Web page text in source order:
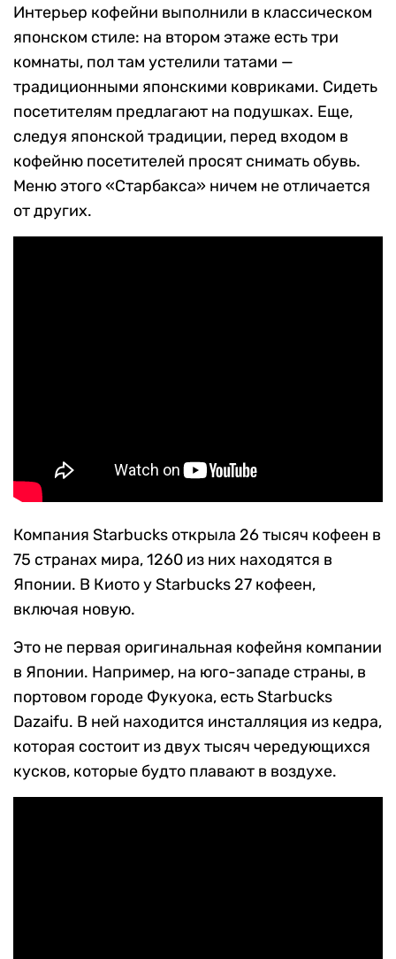
Интерьер кофейни выполнили в классическом
японском стиле: на втором этаже есть три
комнаты, пол там устелили татами —
традиционными японскими ковриками. Сидеть
посетителям предлагают на подушках. Еще,
следуя японской традиции, перед входом в
кофейню посетителей просят снимать обувь.
Меню этого «Старбакса» ничем не отличается
от других.
Компания Starbucks открыла 26 тысяч кофеен в
75 странах мира, 1260 из них находятся в
Японии. В Киото у Starbucks 27 кофеен,
включая новую.
Это не первая оригинальная кофейня компании
в Японии. Например, на юго-западе страны, в
портовом городе Фукуока, есть Starbucks
Dazaifu. В ней находится инсталляция из кедра,
которая состоит из двух тысяч чередующихся
кусков, которые будто плавают в воздухе.